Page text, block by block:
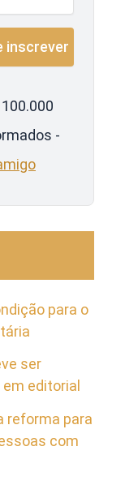
-
para o
ser
editorial
reforma para
com